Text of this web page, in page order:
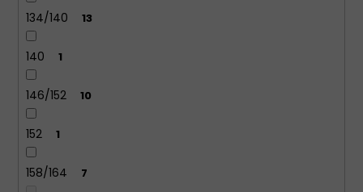
134/140 13
140 1
146/152 10
152 1
158/164 7